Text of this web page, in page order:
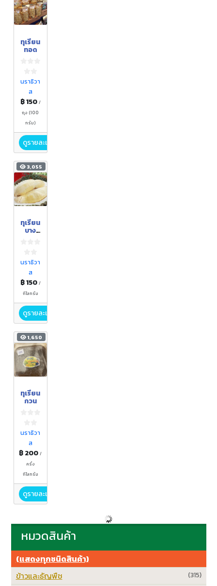
ทุเรียน
ทอด
นราธิวา
ส
฿ 150 /
ถุง (100
กรัม)
ดูรายละเอียด
3,055
ทุเรียน
บาง
นราธิวา
ส
฿ 150 /
กิโลกรัม
ดูรายละเอียด
1,650
ทุเรียน
กวน
นราธิวา
ส
฿ 200/
ครึ่ง
กิโลกรัม
ดูรายละเอียด
หมวดสินค้า
(แสดงทุกชนิดสินค้า)
(315)
ข้าวและธัญพืช